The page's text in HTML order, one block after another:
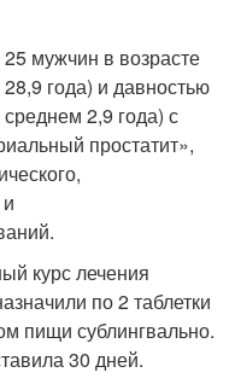
мужчин в возрасте
года) и давностью
2,9 года) с
простатит»,
курс лечения
по 2 таблетки
пищи сублингвально.
30 дней.